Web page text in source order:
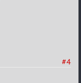
#4